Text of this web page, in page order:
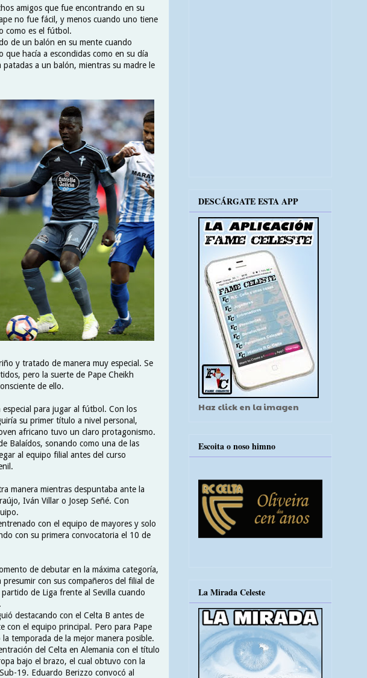
amigos que fue encontrando en su
no fue fácil, y menos cuando uno tiene
como es el fútbol.
de un balón en su mente cuando
hacía a escondidas como en su día
a un balón, mientras su madre le
y tratado de manera muy especial. Se
pero la suerte de Pape Cheikh
de ello.
para jugar al fútbol. Con los
su primer título a nivel personal,
africano tuvo un claro protagonismo.
Balaídos, sonando como una de las
al equipo filial antes del curso
manera mientras despuntaba ante la
Iván Villar o Josep Señé. Con
con el equipo de mayores y solo
con su primera convocatoria el 10 de
de debutar en la máxima categoría,
con sus compañeros del filial de
de Liga frente al Sevilla cuando
destacando con el Celta B antes de
con el equipo principal. Pero para Pape
temporada de la mejor manera posible.
del Celta en Alemania con el título
bajo el brazo, el cual obtuvo con la
19. Eduardo Berizzo convocó al
DESCÁRGATE ESTA APP
Haz click en la imagen
Escoita o noso himno
La Mirada Celeste